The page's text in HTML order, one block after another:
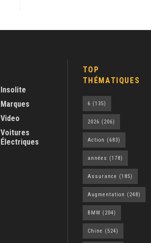
Insolite
Marques
Video
Voitures
Électriques
TOP
THÉMATIQUES
6 (135)
2026 (206)
Action (683)
années (178)
Assurance (185)
Augmentation (248)
BMW (204)
Chine (524)